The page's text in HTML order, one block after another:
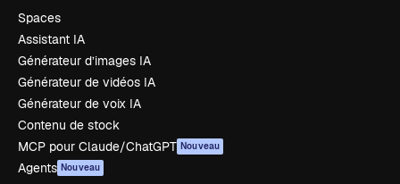
Spaces
Assistant IA
Générateur d’images IA
Générateur de vidéos IA
Générateur de voix IA
Contenu de stock
MCP pour Claude/ChatGPT Nouveau
Agents Nouveau